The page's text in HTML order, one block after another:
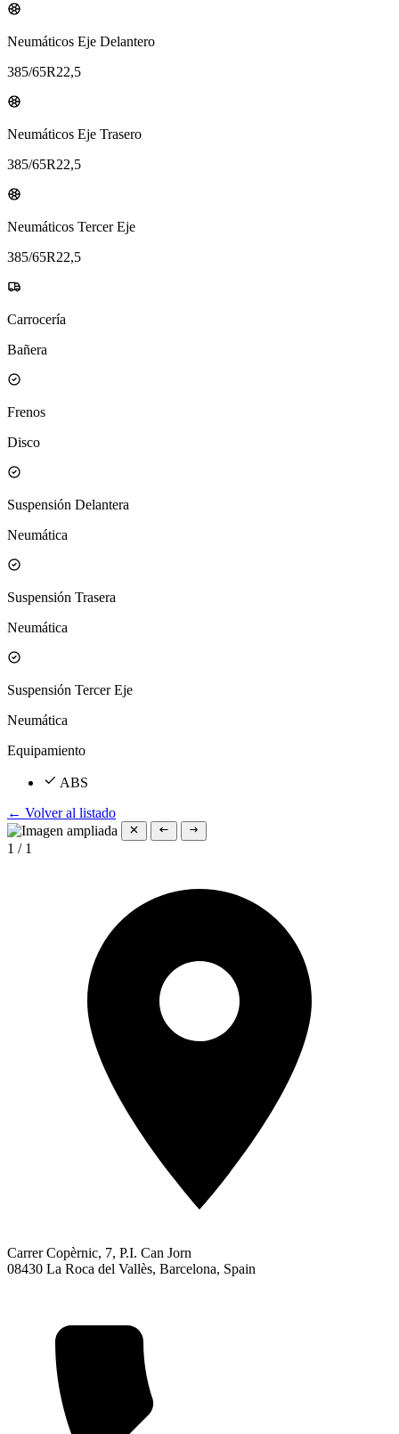
Neumáticos Eje Delantero
385/65R22,5
Neumáticos Eje Trasero
385/65R22,5
Neumáticos Tercer Eje
385/65R22,5
Carrocería
Bañera
Frenos
Disco
Suspensión Delantera
Neumática
Suspensión Trasera
Neumática
Suspensión Tercer Eje
Neumática
Equipamiento
ABS
← Volver al listado
1 / 1
Carrer Copèrnic, 7, P.I. Can Jorn
08430 La Roca del Vallès, Barcelona, Spain